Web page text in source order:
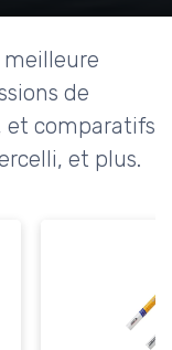
de
et comparatifs
et plus.